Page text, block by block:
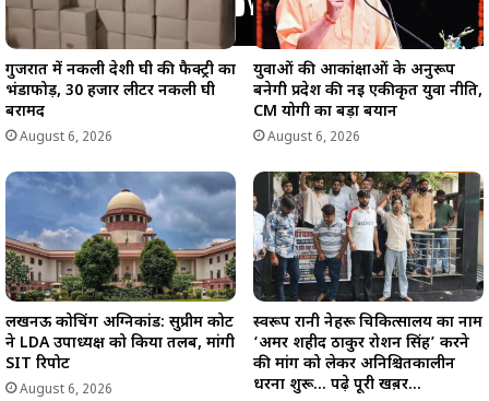
गुजरात में नकली देशी घी की फैक्ट्री का
भंडाफोड़, 30 हजार लीटर नकली घी
बरामद
August 6, 2026
युवाओं की आकांक्षाओं के अनुरूप
बनेगी प्रदेश की नई एकीकृत युवा नीति,
CM योगी का बड़ा बयान
August 6, 2026
लखनऊ कोचिंग अग्निकांड: सुप्रीम कोर्ट
ने LDA उपाध्यक्ष को किया तलब, मांगी
SIT रिपोर्ट
August 6, 2026
स्वरूप रानी नेहरू चिकित्सालय का नाम
‘अमर शहीद ठाकुर रोशन सिंह’ करने
की मांग को लेकर अनिश्चितकालीन
धरना शुरू… पढ़े पूरी खब़र…